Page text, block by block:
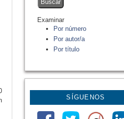
Examinar
Por número
Por autor/a
Por título
SÍGUENOS